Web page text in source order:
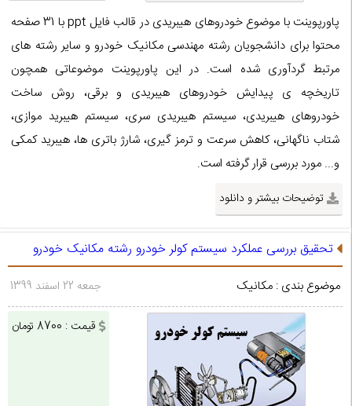
پاورپوینت با موضوع خودروهای هیبریدی در قالب فایل ppt با 31 صفحه
محتوا برای دانشجویان رشته مهندسی مکانیک خودرو و سایر رشته های
مرتبط گردآوری شده است. در این پاورپوینت موضوعاتی همچون
تاریخچه ی پیدایش خودروهای هیبریدی و برقی، روش ساخت
خودروهای هیبریدی، سیستم هیبریدی سری، سیستم هیبرید موازی،
شتاب ناگهانی، کاهش سرعت و ترمز گیری، شارژ باتری ها، هیبرید کمکی
و... مورد بررسی قرار گرفته است.
توضیحات بیشتر و دانلود
تحقیق بررسی عملکرد سیستم کولر خودرو رشته مکانیک خودرو
موضوع بندی : مکانیک جمعه 22 اسفند 1399
قیمت : 8700 تومان